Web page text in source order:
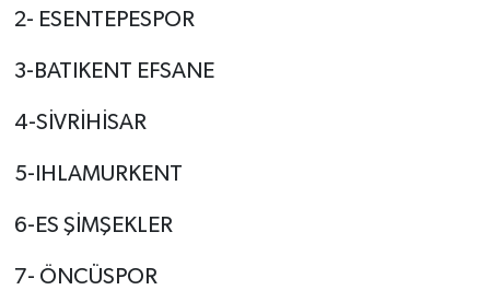
2- ESENTEPESPOR
3-BATIKENT EFSANE
4-SİVRİHİSAR
5-IHLAMURKENT
6-ES ŞİMŞEKLER
7- ÖNCÜSPOR